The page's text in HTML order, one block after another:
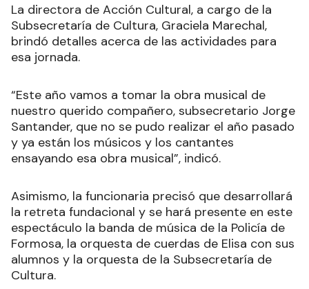
La directora de Acción Cultural, a cargo de la
Subsecretaría de Cultura, Graciela Marechal,
brindó detalles acerca de las actividades para
esa jornada.
“Este año vamos a tomar la obra musical de
nuestro querido compañero, subsecretario Jorge
Santander, que no se pudo realizar el año pasado
y ya están los músicos y los cantantes
ensayando esa obra musical”, indicó.
Asimismo, la funcionaria precisó que desarrollará
la retreta fundacional y se hará presente en este
espectáculo la banda de música de la Policía de
Formosa, la orquesta de cuerdas de Elisa con sus
alumnos y la orquesta de la Subsecretaría de
Cultura.